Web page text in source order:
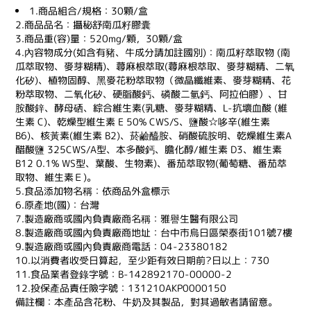
1.商品組合/規格：30顆/盒
2.商品品名：攝秘舒南瓜籽膠囊
3.商品重(容)量：520mg/顆，30顆/盒
4.內容物成分(如含有豬、牛成分請加註國別)：南瓜籽萃取物 (南
瓜萃取物、麥芽糊精)、蕁麻根萃取(蕁麻根萃取、麥芽糊精、二氧
化矽)、植物固醇、黑麥花粉萃取物（微晶纖維素、麥芽糊精、花
粉萃取物、二氧化矽、硬脂酸鈣、磷酸二氫鈣、阿拉伯膠）、甘
胺酸鋅、酵母硒、綜合維生素(乳糖、麥芽糊精、L-抗壞血酸 (維
生素 C)、乾燥型維生素 E 50% CWS/S、鹽酸☆哆辛(維生素
B6)、核黃素(維生素 B2)、菸鹼醯胺、硝酸硫胺明、乾燥維生素A
醋酸鹽 325CWS/A型、本多酸鈣、膽化醇/維生素 D3、維生素
B12 0.1% WS型、葉酸、生物素)、番茄萃取物(葡萄糖、番茄萃
取物、維生素Ｅ)。
5.食品添加物名稱：依商品外盒標示
6.原產地(國)：台灣
7.製造廠商或國內負責廠商名稱：雅譽生醫有限公司
8.製造廠商或國內負責廠商地址：台中市烏日區榮泰街101號7樓
9.製造廠商或國內負責廠商電話：04-23380182
10.以消費者收受日算起，至少距有效日期前?日以上：730
11.食品業者登錄字號：B-142892170-00000-2
12.投保產品責任險字號：131210AKP0000150
備註欄：本產品含花粉、牛奶及其製品，對其過敏者請留意。